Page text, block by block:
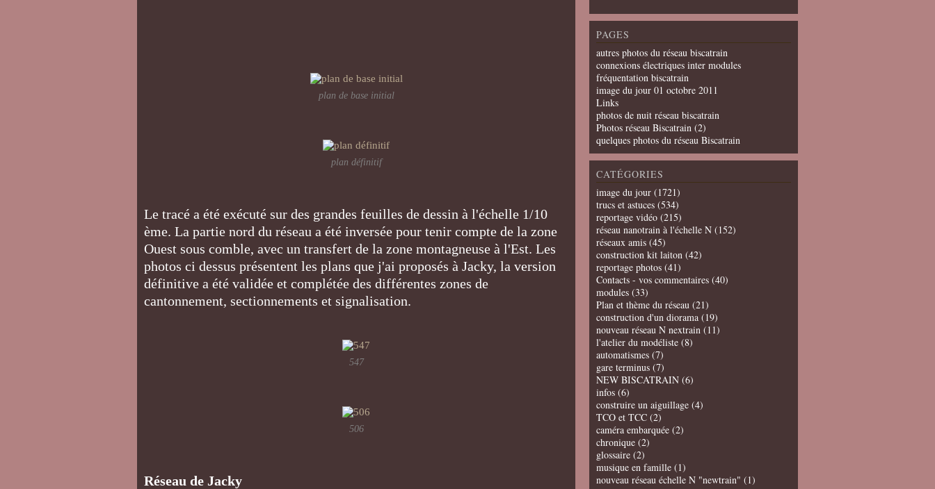
plan de base initial
plan définitif
Le tracé a été exécuté sur des grandes feuilles de dessin à l'échelle 1/10
ème. La partie nord du réseau a été inversée pour tenir compte de la zone
Ouest sous comble, avec un transfert de la zone montagneuse à l'Est. Les
photos ci dessus présentent les plans que j'ai proposés à Jacky, la version
définitive a été validée et complétée des différentes zones de
cantonnement, sectionnements et signalisation.
547
506
Réseau de Jacky
PAGES
autres photos du réseau biscatrain
connexions électriques inter modules
fréquentation biscatrain
image du jour 01 octobre 2011
Links
photos de nuit réseau biscatrain
Photos réseau Biscatrain (2)
quelques photos du réseau Biscatrain
CATÉGORIES
image du jour (1721)
trucs et astuces (534)
reportage vidéo (215)
réseau nanotrain à l'échelle N (152)
réseaux amis (45)
construction kit laiton (42)
reportage photos (41)
Contacts - vos commentaires (40)
modules (33)
Plan et thème du réseau (21)
construction d'un diorama (19)
nouveau réseau N nextrain (11)
l'atelier du modéliste (8)
automatismes (7)
gare terminus (7)
NEW BISCATRAIN (6)
infos (6)
construire un aiguillage (4)
TCO et TCC (2)
caméra embarquée (2)
chronique (2)
glossaire (2)
musique en famille (1)
nouveau réseau échelle N "newtrain" (1)